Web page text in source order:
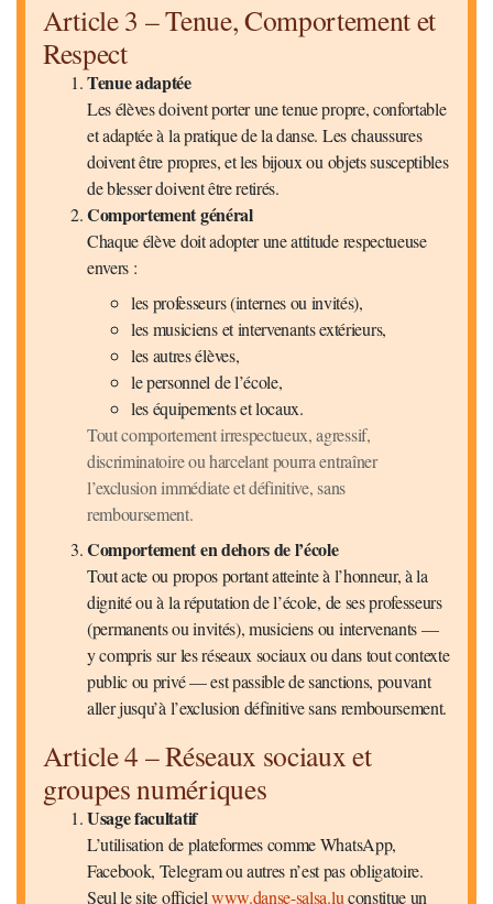
Article 3 – Tenue, Comportement et
Respect
Tenue adaptée
Les élèves doivent porter une tenue propre, confortable
et adaptée à la pratique de la danse. Les chaussures
doivent être propres, et les bijoux ou objets susceptibles
de blesser doivent être retirés.
Comportement général
Chaque élève doit adopter une attitude respectueuse
envers :
les professeurs (internes ou invités),
les musiciens et intervenants extérieurs,
les autres élèves,
le personnel de l’école,
les équipements et locaux.
Tout comportement irrespectueux, agressif,
discriminatoire ou harcelant pourra entraîner
l’exclusion immédiate et définitive, sans
remboursement.
Comportement en dehors de l’école
Tout acte ou propos portant atteinte à l’honneur, à la
dignité ou à la réputation de l’école, de ses professeurs
(permanents ou invités), musiciens ou intervenants —
y compris sur les réseaux sociaux ou dans tout contexte
public ou privé — est passible de sanctions, pouvant
aller jusqu’à l’exclusion définitive sans remboursement.
Article 4 – Réseaux sociaux et
groupes numériques
Usage facultatif
L’utilisation de plateformes comme WhatsApp,
Facebook, Telegram ou autres n’est pas obligatoire.
Seul le site officielwww.danse-salsa.luconstitue un